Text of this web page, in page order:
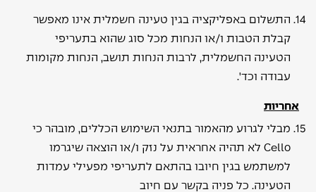
התשלום באפליקציה בגין טעינה חשמלית אינו מאפשר
קבלת הטבות ו/או הנחות מכל סוג שהוא בתעריפי
הטעינה החשמלית, לרבות הנחות תושב, הנחות מקומות
עבודה וכד'.
אחריות
מבלי לגרוע מהאמור בתנאי השימוש הכללים, מובהר כי
Cello לא תהיה אחראית על נזק ו/או הוצאה שיגרמו
למשתמש בגין חיובו בהתאם לתעריפי מפעילי עמדות
הטעינה. כל פניה בקשר עם חיוב